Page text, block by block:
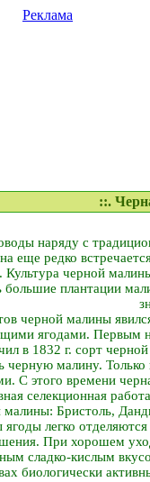
Реклама
::.
наряду с
еще редко
Культура черной
большие плантации
черной малины
ягодами. Первым
в 1832 г. сорт
черную малину.
С этого времени
селекционная
малины: Бристоль,
легко
При хорошем
сладко-кислым
биологически